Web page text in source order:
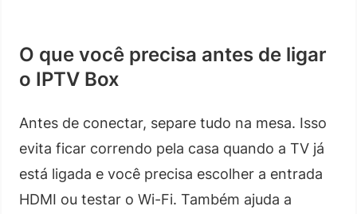
O que você precisa antes de ligar
o IPTV Box
Antes de conectar, separe tudo na mesa. Isso
evita ficar correndo pela casa quando a TV já
está ligada e você precisa escolher a entrada
HDMI ou testar o Wi-Fi. Também ajuda a